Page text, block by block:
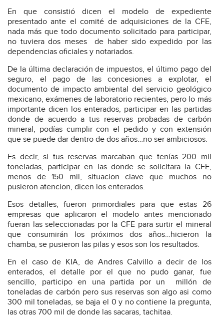
En que consistió dicen el modelo de expediente
presentado ante el comité de adquisiciones de la CFE,
nada más que todo documento solicitado para participar,
no tuviera dos meses
de haber sido expedido por las
dependencias oficiales y notariados.
De la última declaración de impuestos, el último pago del
seguro, el pago de las concesiones a explotar, el
documento de impacto ambiental del servicio geológico
mexicano, exámenes de laboratorio recientes, pero lo más
importante dicen los enterados, participar en las partidas
donde de acuerdo a tus reservas probadas de carbón
mineral, podías cumplir con el pedido y con extensión
que se puede dar dentro de dos años…no ser ambiciosos.
Es decir, si tus reservas marcaban que tenías 200 mil
toneladas, participar en las donde se solicitara la CFE,
menos de 150 mil, situacion clave que muchos no
pusieron atencion, dicen los enterados.
Esos detalles, fueron primordiales para que estas 26
empresas que aplicaron el modelo antes mencionado
fueran las seleccionadas por la CFE para surtir el mineral
que consumirán los próximos dos años…hicieron la
chamba, se pusieron las pilas y esos son los resultados.
En el caso de KIA, de Andres Calvillo a decir de los
enterados, el detalle por el que no pudo ganar, fue
sencillo, participo en una partida por un
millón de
toneladas de carbón pero sus reservas son algo asi como
300 mil toneladas, se baja el 0 y no contiene la pregunta,
las otras 700 mil de donde las sacaras, tachitaa.